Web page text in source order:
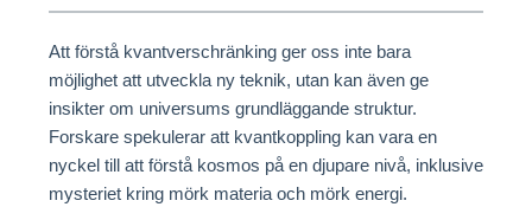
Att förstå kvantverschränking ger oss inte bara
möjlighet att utveckla ny teknik, utan kan även ge
insikter om universums grundläggande struktur.
Forskare spekulerar att kvantkoppling kan vara en
nyckel till att förstå kosmos på en djupare nivå, inklusive
mysteriet kring mörk materia och mörk energi.